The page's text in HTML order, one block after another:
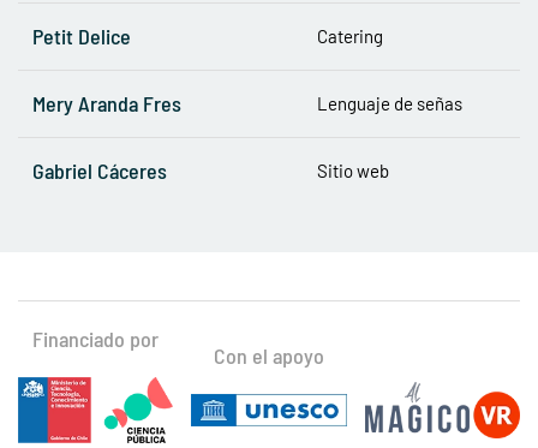
Petit Delice Catering
Mery Aranda Fres Lenguaje de señas
Gabriel Cáceres Sitio web
Financiado por
Con el apoyo